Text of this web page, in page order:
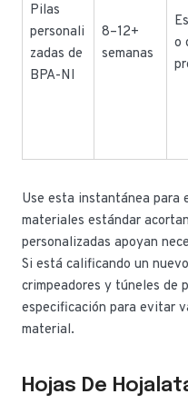
Pilas
personali
zadas de
BPA-NI
8–12+
semanas
o
Use esta instantánea para
materiales estándar
personalizadas apoyan
Si está calificando un
crimpeadores y túneles de
especificación para evitar
material.
Hojas De